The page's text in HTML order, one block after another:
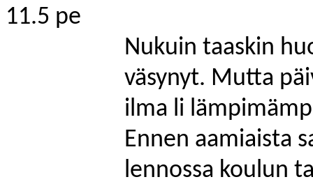
11.5 pe
Nukuin taaskin
väsynyt. Mutta
ilma li
Ennen aamiaista
lennossa koulun